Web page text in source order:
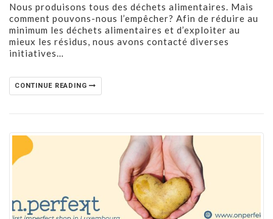
Nous produisons tous des déchets alimentaires. Mais
comment pouvons-nous l’empêcher? Afin de réduire au
minimum les déchets alimentaires et d’exploiter au
mieux les résidus, nous avons contacté diverses
initiatives…
CONTINUE READING